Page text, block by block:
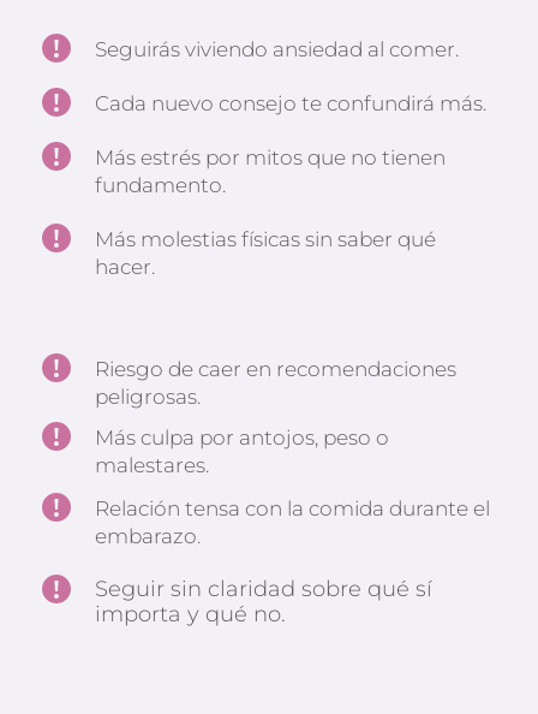
Seguirás viviendo ansiedad al comer.
Cada nuevo consejo te confundirá más.
Más estrés por mitos que no tienen
fundamento.
Más molestias físicas sin saber qué
hacer.
Riesgo de caer en recomendaciones
peligrosas.
Más culpa por antojos, peso o
malestares.
Relación tensa con la comida durante el
embarazo.
Seguir sin claridad sobre qué sí
importa y qué no.